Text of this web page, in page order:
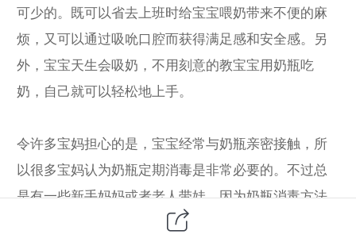
可少的。既可以省去上班时给宝宝喂奶带来不便的麻
烦，又可以通过吸吮口腔而获得满足感和安全感。另
外，宝宝天生会吸奶，不用刻意的教宝宝用奶瓶吃
奶，自己就可以轻松地上手。
令许多宝妈担心的是，宝宝经常与奶瓶亲密接触，所
以很多宝妈认为奶瓶定期消毒是非常必要的。不过总
是有一些新手妈妈或者老人带娃，因为奶瓶消毒方法